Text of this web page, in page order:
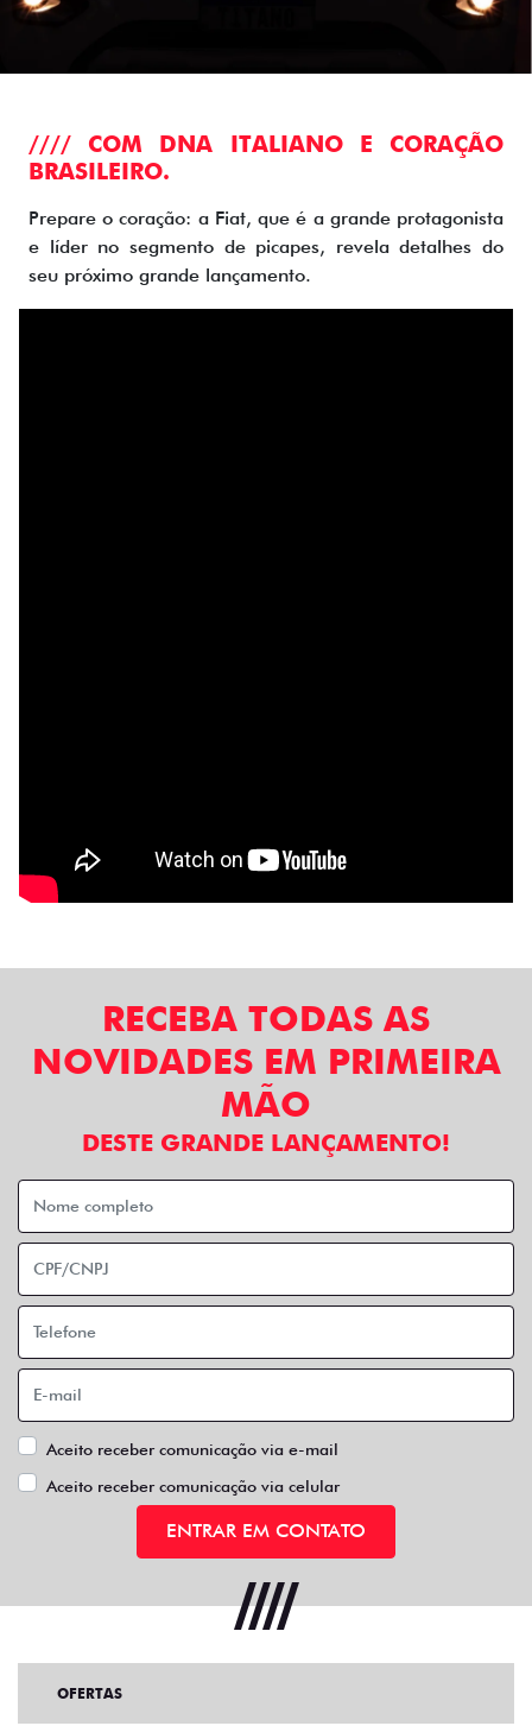
//// COM DNA ITALIANO E CORAÇÃO
BRASILEIRO.
Prepare o coração: a Fiat, que é a grande protagonista
e líder no segmento de picapes, revela detalhes do
seu próximo grande lançamento.
RECEBA TODAS AS
NOVIDADES EM PRIMEIRA
MÃO
DESTE GRANDE LANÇAMENTO!
Aceito receber comunicação via e-mail
Aceito receber comunicação via celular
ENTRAR EM CONTATO
OFERTAS